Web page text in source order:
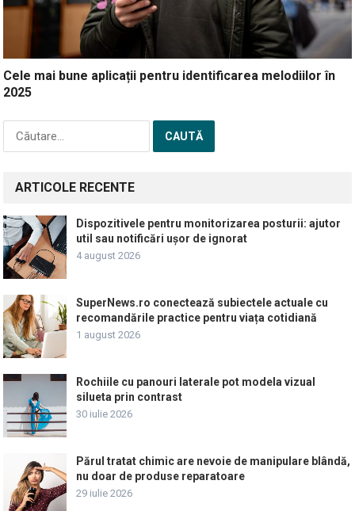
Cele mai bune aplicații pentru identificarea melodiilor în
2025
după:
ARTICOLE RECENTE
Dispozitivele pentru monitorizarea posturii: ajutor
util sau notificări ușor de ignorat
4 august 2026
SuperNews.ro conectează subiectele actuale cu
recomandările practice pentru viața cotidiană
1 august 2026
Rochiile cu panouri laterale pot modela vizual
silueta prin contrast
30 iulie 2026
Părul tratat chimic are nevoie de manipulare blândă,
nu doar de produse reparatoare
29 iulie 2026